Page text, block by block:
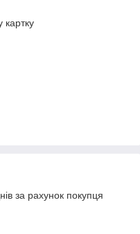
картку
за рахунок покупця